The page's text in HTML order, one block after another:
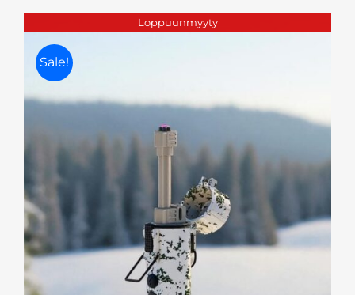
oli:
39,95 €.
on:
20,00 €.
Loppuunmyyty
Sale!